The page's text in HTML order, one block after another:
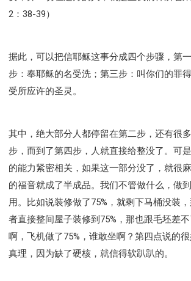
2：38-39）
据此，可以把信耶稣这事分成四个步骤，第
步：奉耶稣的名受洗；第三步：叫你们的罪
受所应许的圣灵。
其中，绝大部分人都停留在第二步，还有很
步，而到了第四步，人就直接给整没了。可
的能力紧密相关，如果这一部分没了，就很
的福音就成了半成品。我们不管做什么，做
用。比如说装修做了75%，就剩下马桶没装
者直接整间屋子装修到75%，那也跟毛坯差
啊，飞机做了75%，谁敢坐啊？第四点说的
真理，因为缺了硬核，就信得软趴趴的。